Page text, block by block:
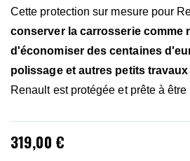
Cette protection sur mesure pour
conserver la carrosserie comme
d'économiser des centaines
polissage et autres petits
Renault est protégée et prête à être
319,00 €